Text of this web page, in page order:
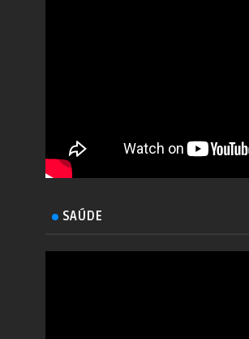
SAÚDE